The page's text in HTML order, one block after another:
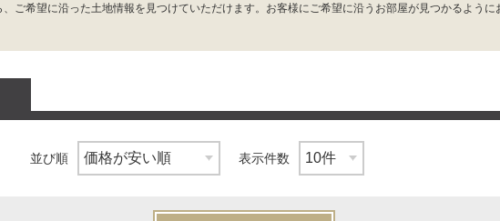
ご希望に沿った土地情報を見つけていただけます。お客様にご希望に沿うお部屋が見つかるように
並び順 表示件数